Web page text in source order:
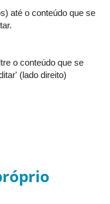
até o conteúdo que se
o conteúdo que se
(lado direito)